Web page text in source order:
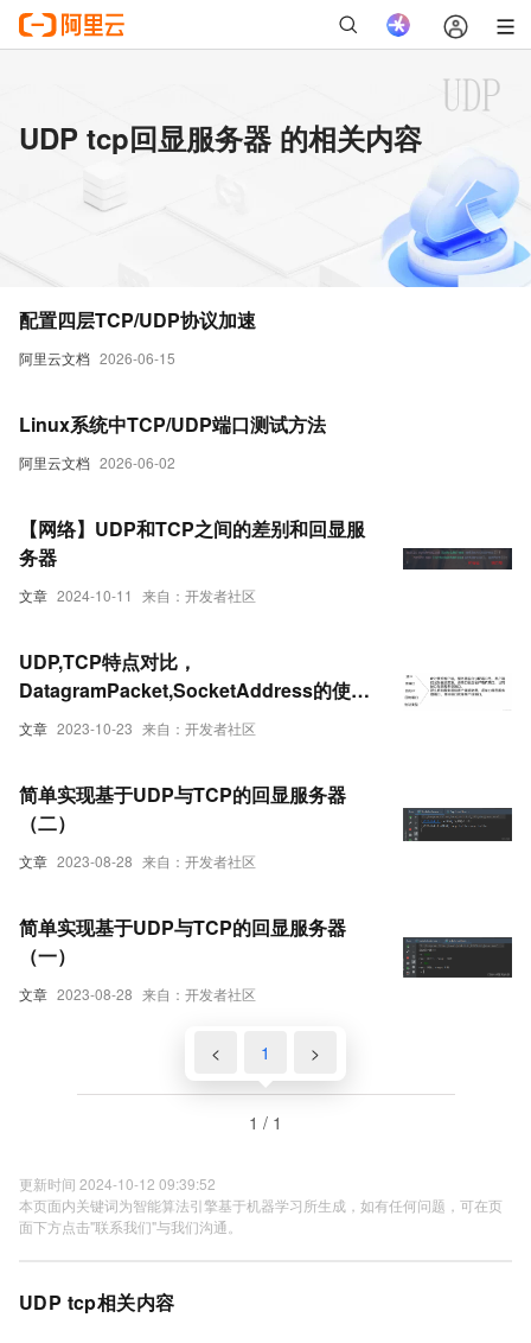
UDP tcp回显服务器 的相关内容
阿里云文档 2026-06-15
配置四层TCP/UDP协议加速
阿里云文档 2026-06-02
Linux系统中TCP/UDP端口测试方法
文章 2024-10-11 来自：开发者社区
【网络】UDP和TCP之间的差别和回显服
务器
文章 2023-10-23 来自：开发者社区
UDP,TCP特点对比，
DatagramPacket,SocketAddress的使用
,UDP的API，如何编写一个简单的回显服
文章 2023-08-28 来自：开发者社区
简单实现基于UDP与TCP的回显服务器
（二）
文章 2023-08-28 来自：开发者社区
简单实现基于UDP与TCP的回显服务器
（一）
< 1 >
1 / 1
更新时间 2024-10-12 09:39:52
本页面内关键词为智能算法引擎基于机器学习所生成，如有任何问题，可在页
面下方点击"联系我们"与我们沟通。
UDP tcp相关内容